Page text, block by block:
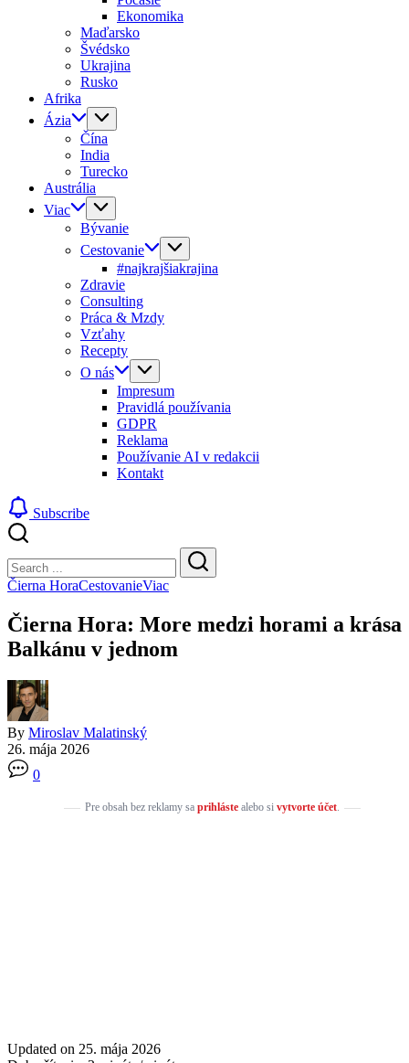
Ekonomika
Maďarsko
Švédsko
Ukrajina
Rusko
Afrika
Ázia
Čína
India
Turecko
Austrália
Viac
Bývanie
Cestovanie
#najkrajšiakrajina
Zdravie
Consulting
Práca & Mzdy
Vzťahy
Recepty
O nás
Impresum
Pravidlá používania
GDPR
Reklama
Používanie AI v redakcii
Kontakt
Subscribe
Search
Search
Čierna HoraCestovanieViac
Čierna Hora: More medzi horami a krása
Balkánu v jednom
By Miroslav Malatinský
26. mája 2026
0
Pre obsah bez reklamy sa prihlástealebo si vytvorte účet.
Updated on 25. mája 2026